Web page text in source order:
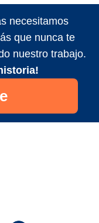
necesitamos
que nunca te
nuestro trabajo.